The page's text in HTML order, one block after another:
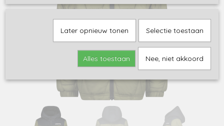
Later opnieuw tonen Selectie toestaan
Alles toestaan Nee, niet akkoord